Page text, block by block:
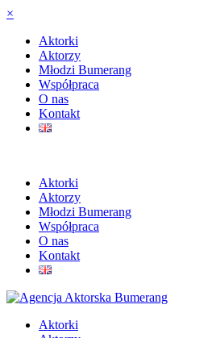
×
Aktorki
Aktorzy
Młodzi Bumerang
Współpraca
O nas
Kontakt
Aktorki
Aktorzy
Młodzi Bumerang
Współpraca
O nas
Kontakt
Aktorki